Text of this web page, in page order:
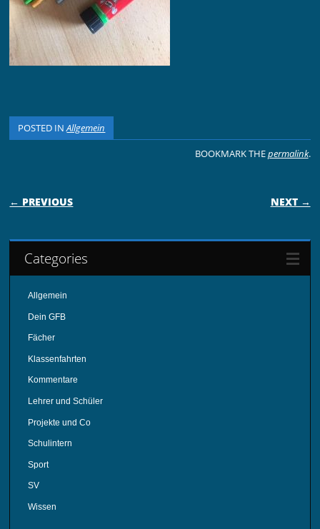
POSTED INAllgemein
BOOKMARK THEpermalink.
POST NAVIGATION
← PREVIOUS NEXT →
Categories
Allgemein
Dein GFB
Fächer
Klassenfahrten
Kommentare
Lehrer und Schüler
Projekte und Co
Schulintern
Sport
SV
Wissen